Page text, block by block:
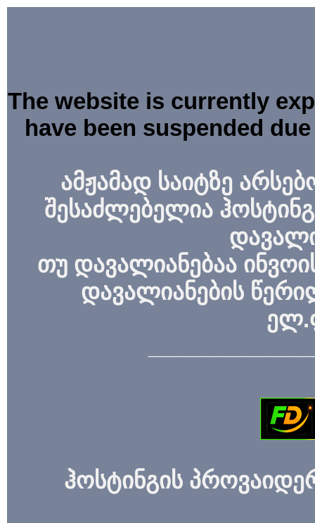
The website is currently
have been suspended
ამჟამად საიტზე
შესაძლებელია
თუ დავალიანებაა
დავალიანების
ჰოსტინგის